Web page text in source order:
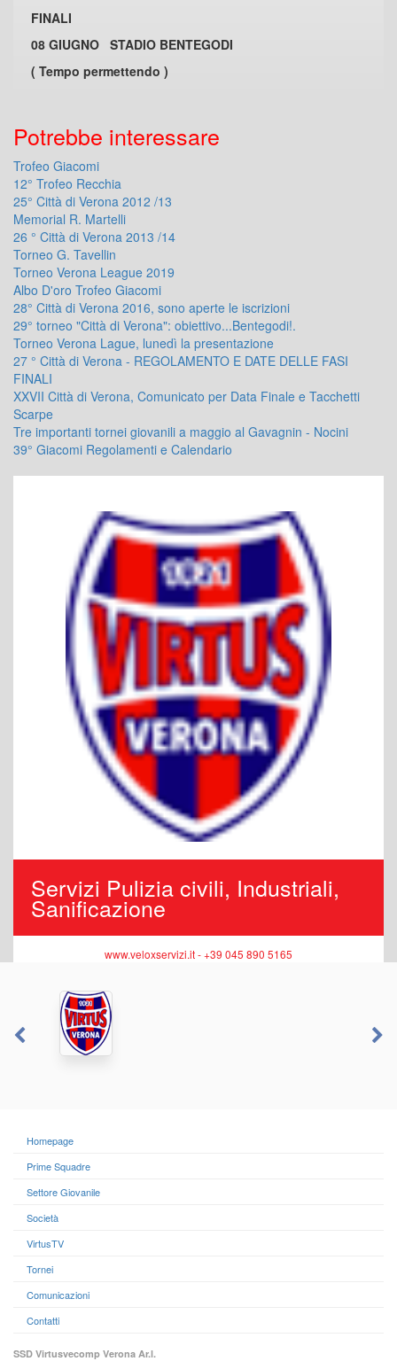
FINALI
08 GIUGNO STADIO BENTEGODI
( Tempo permettendo )
Potrebbe interessare
Trofeo Giacomi
12° Trofeo Recchia
25° Città di Verona 2012 /13
Memorial R. Martelli
26 ° Città di Verona 2013 /14
Torneo G. Tavellin
Torneo Verona League 2019
Albo D'oro Trofeo Giacomi
28° Città di Verona 2016, sono aperte le iscrizioni
29° torneo "Città di Verona": obiettivo...Bentegodi!.
Torneo Verona Lague, lunedì la presentazione
27 ° Città di Verona - REGOLAMENTO E DATE DELLE FASI
FINALI
XXVII Città di Verona, Comunicato per Data Finale e Tacchetti
Scarpe
Tre importanti tornei giovanili a maggio al Gavagnin - Nocini
39° Giacomi Regolamenti e Calendario
Servizi Pulizia civili, Industriali,
Sanificazione
www.veloxservizi.it - +39 045 890 5165
Homepage
Prime Squadre
Settore Giovanile
Società
VirtusTV
Tornei
Comunicazioni
Contatti
SSD Virtusvecomp Verona Ar.l.